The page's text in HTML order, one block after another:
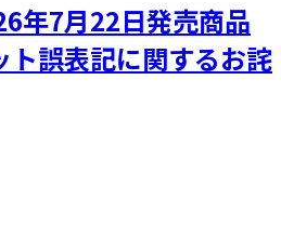
年7月22日発売商品
ト誤表記に関するお詫